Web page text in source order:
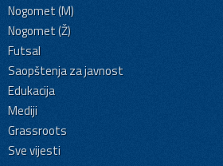
Nogomet (M)
Nogomet (Ž)
Futsal
Saopštenja za javnost
Edukacija
Mediji
Grassroots
Sve vijesti